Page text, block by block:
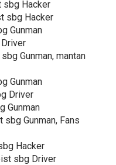
sbg Hacker
sbg Hacker
Gunman
Gunman, mantan
Gunman
Driver
Gunman
sbg Gunman, Fans
Hacker
sbg Driver